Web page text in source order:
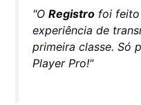
"ORegistro foi feito
experiência de
primeira classe. Só
Player Pro!"